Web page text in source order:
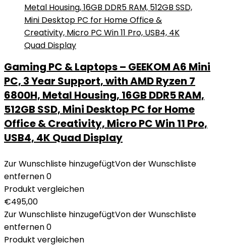
Gaming PC & Laptops – GEEKOM A6 Mini
PC, 3 Year Support, with AMD Ryzen 7
6800H, Metal Housing, 16GB DDR5 RAM,
512GB SSD, Mini Desktop PC for Home
Office & Creativity, Micro PC Win 11 Pro,
USB4, 4K Quad Display
Zur Wunschliste hinzugefügtVon der Wunschliste
entfernen0
Produkt vergleichen
€495,00
Zur Wunschliste hinzugefügtVon der Wunschliste
entfernen0
Produkt vergleichen